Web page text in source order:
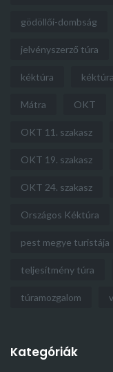
gödöllői-dombság
jelvényszerző túra
kéktúra
Mátra OKT
OKT 11. szakasz
OKT 19. szakasz
OKT 24. szakasz
Országos Kéktúra
pest megye turistája
teljesítmény túra
túramozgalom
Kategóriák